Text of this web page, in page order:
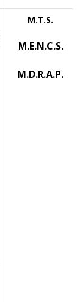
M.T.S.
M.E.N.C.S.
M.D.R.A.P.